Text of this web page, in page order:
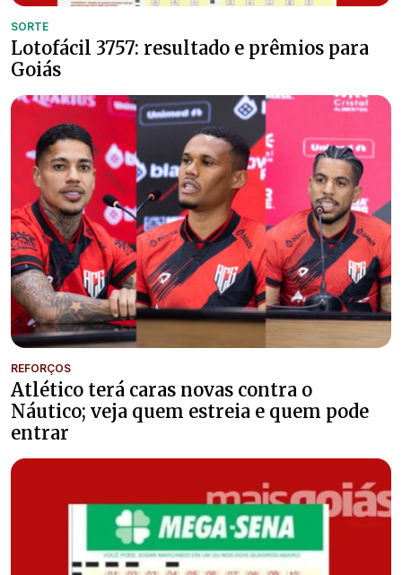
SORTE
Lotofácil 3757: resultado e prêmios para
Goiás
REFORÇOS
Atlético terá caras novas contra o
Náutico; veja quem estreia e quem pode
entrar